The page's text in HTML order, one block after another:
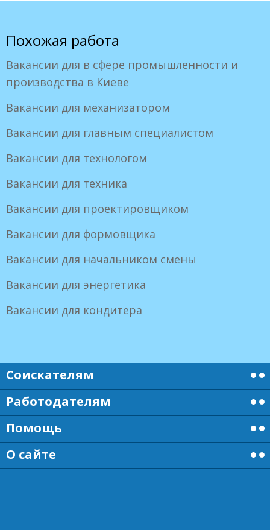
Похожая работа
Вакансии для в сфере промышленности и
производства в Киеве
Вакансии для механизатором
Вакансии для главным специалистом
Вакансии для технологом
Вакансии для техника
Вакансии для проектировщиком
Вакансии для формовщика
Вакансии для начальником смены
Вакансии для энергетика
Вакансии для кондитера
Соискателям
Работодателям
Помощь
О сайте